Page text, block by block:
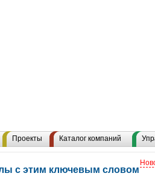
Проекты Каталог компаний
с этим ключевым словом